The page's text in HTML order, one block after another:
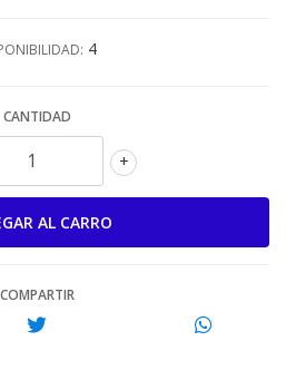
4
CANTIDAD
+
COMPARTIR